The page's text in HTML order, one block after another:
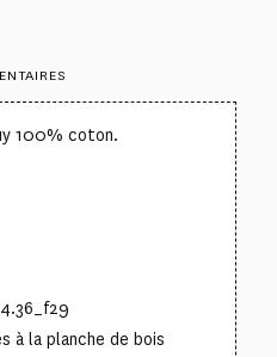
100% coton.
à la planche de bois